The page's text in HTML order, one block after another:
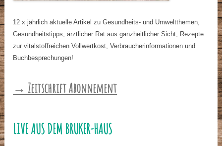
12 x jährlich aktuelle Artikel zu Gesundheits- und Umweltthemen,
Gesundheitstipps, ärztlicher Rat aus ganzheitlicher Sicht, Rezepte
zur vitalstoffreichen Vollwertkost, Verbraucherinformationen und
Buchbesprechungen!
→ Zeitschrift Abonnement
LIVE AUS DEM BRUKER-HAUS